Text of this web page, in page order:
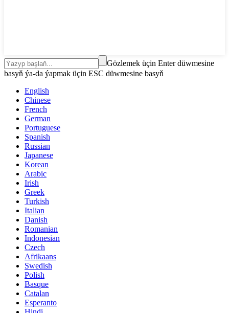
Gözlemek üçin Enter düwmesine
basyň ýa-da ýapmak üçin ESC düwmesine basyň
English
Chinese
French
German
Portuguese
Spanish
Russian
Japanese
Korean
Arabic
Irish
Greek
Turkish
Italian
Danish
Romanian
Indonesian
Czech
Afrikaans
Swedish
Polish
Basque
Catalan
Esperanto